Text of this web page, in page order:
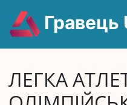
Гравець
ЛЕГКА